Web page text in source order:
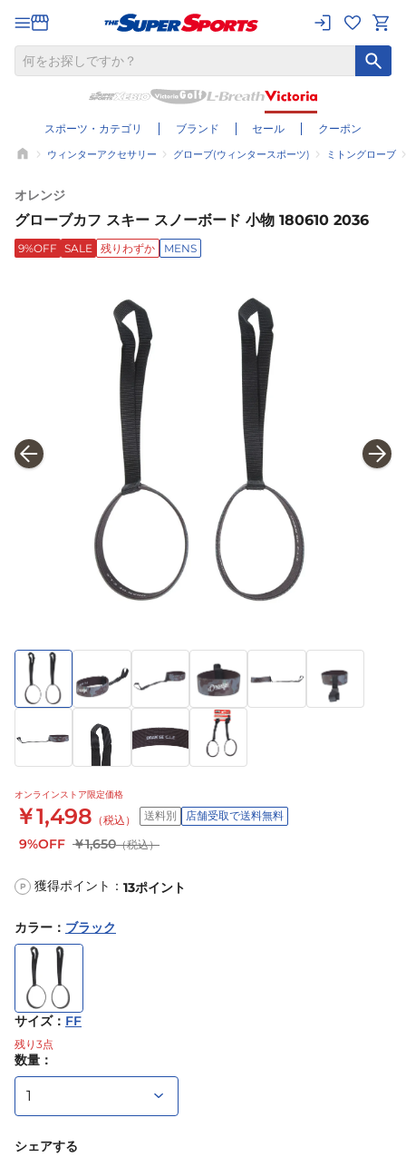
スポーツ・カテゴリ ブランド セール クーポン
ウィンターアクセサリー グローブ(ウィンタースポーツ) ミトングローブ
オレンジ
グローブカフ スキー スノーボード 小物 180610 2036
9%OFF SALE 残りわずか MENS
オンラインストア限定価格
￥1,498 （税込） 送料別 店舗受取で送料無料
9%OFF ￥1,650（税込）
P 獲得ポイント： 13ポイント
カラー ： ブラック
サイズ： FF
残り 3点
数量：
シェアする